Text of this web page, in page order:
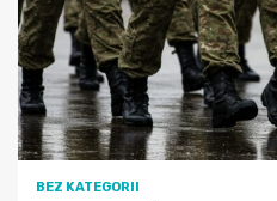
BEZ KATEGORII